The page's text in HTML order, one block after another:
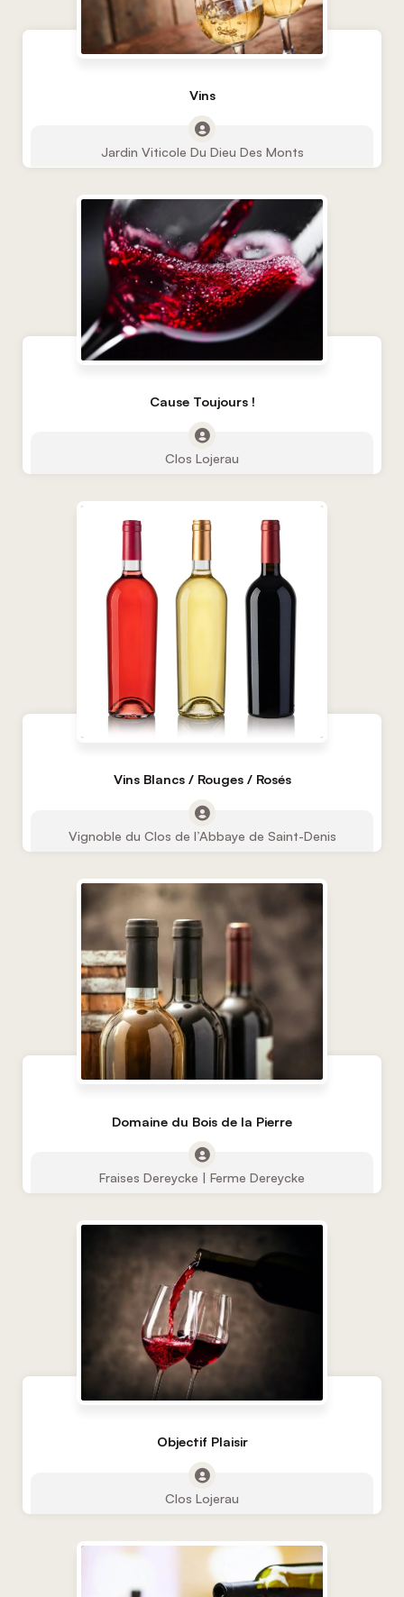
Vins
Jardin Viticole Du Dieu Des Monts
Cause Toujours !
Clos Lojerau
Vins Blancs / Rouges / Rosés
Vignoble du Clos de l’Abbaye de Saint-Denis
Domaine du Bois de la Pierre
Fraises Dereycke | Ferme Dereycke
Objectif Plaisir
Clos Lojerau